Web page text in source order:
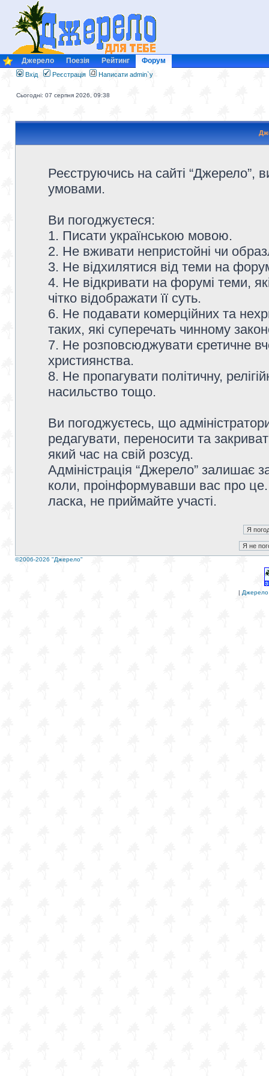
Джерело Поезія Рейтинг Форум
Вхід Реєстрація Написати admin`у
Сьогодні: 07 серпня 2026, 09:38
Реєструючись на сайті “Джерело”,
умовами.
Ви погоджуєтеся:
1. Писати українською мовою.
2. Не вживати непристойні чи
3. Не відхилятися від теми на
4. Не відкривати на форумі теми,
чітко відображати її суть.
6. Не подавати комерційних та
таких, які суперечать чинному
7. Не розповсюджувати єретичне
християнства.
8. Не пропагувати політичну,
насильство тощо.
Ви погоджуєтесь, що
редагувати, переносити та
який час на свій розсуд.
Адміністрація “Джерело” залишає
коли, проінформувавши вас про
ласка, не приймайте участі.
©2006-2026 "Джерело"
| Джерело